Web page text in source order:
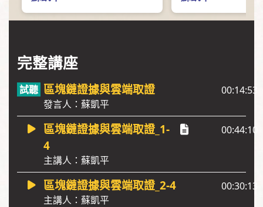
完整講座
區塊鏈證據與雲端取證
發言人：蘇凱平
00:14:53
區塊鏈證據與雲端取證_1-
4
主講人：蘇凱平
00:44:10
區塊鏈證據與雲端取證_2-4
主講人：蘇凱平
00:30:13